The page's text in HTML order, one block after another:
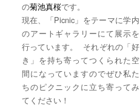
の菊池真桜です。
現在、「Picnic」をテーマに学内
のアートギャラリーにて展示を
行っています。 それぞれの「好
き」を持ち寄ってつくられた空
間になっていますのでぜひ私た
ちのピクニックに立ち寄ってみ
てください！